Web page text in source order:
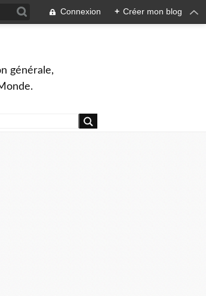
Connexion + Créer mon blog
générale,